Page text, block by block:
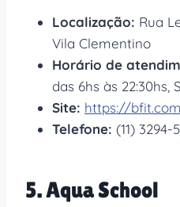
Localização: Rua
Vila Clementino
Horário de
das 6hs às 22:30hs,
Site: https://
Telefone: (11) 3294-
5. Aqua School